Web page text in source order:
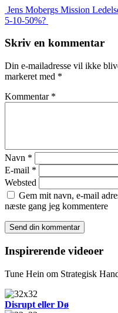
Jens Mobergs Mission
5-10-50%?
Skriv en kommentar
Din e-mailadresse vil ikke
markeret med *
Kommentar *
Navn *
E-mail *
Websted
Gem mit navn, e-mail
næste gang jeg kommentere
Inspirerende videoer
Tune Hein om Strategisk
Disrupt eller Dø